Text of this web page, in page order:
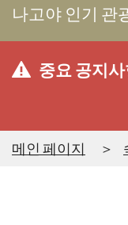
나고야 인기 관
중요 공지
메인 페이지